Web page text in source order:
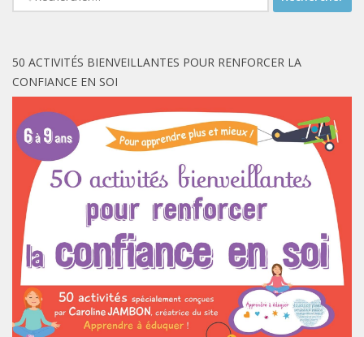
50 ACTIVITÉS BIENVEILLANTES POUR RENFORCER LA
CONFIANCE EN SOI